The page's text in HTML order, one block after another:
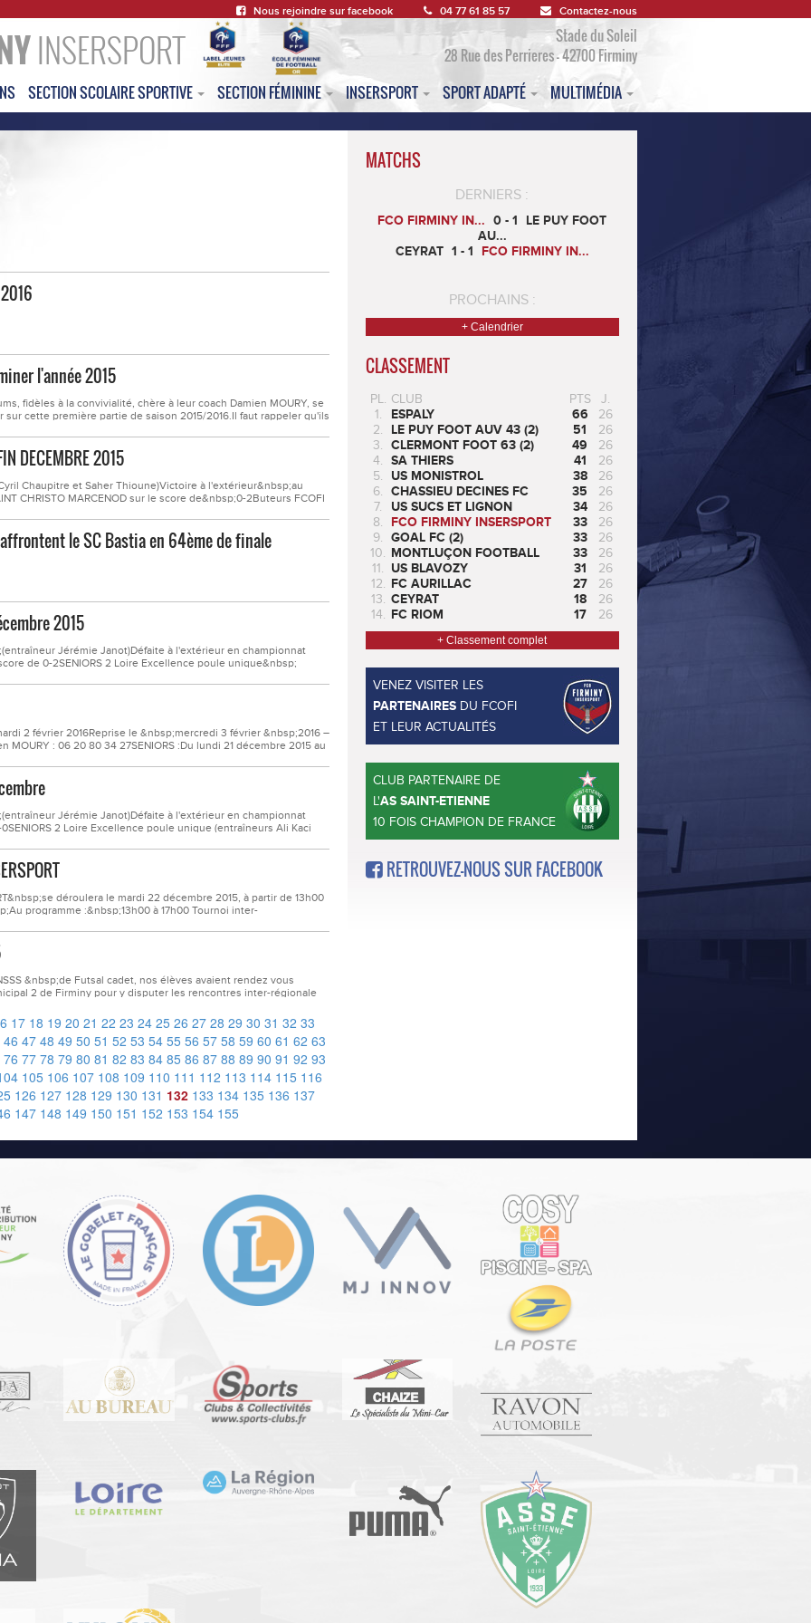
Nous rejoindre sur facebook 04 77 61 85 57 Contactez-nous
INSERSPORT
Stade du Soleil
28 Rue des Perrieres - 42700 Firminy
SECTION SCOLAIRE SPORTIVE SECTION FÉMININE INSERSPORT SPORT ADAPTÉ MULTIMÉDIA
l'année 2015
fidèles à la convivialité, chère à leur coach Damien MOURY, se
cette première partie de saison 2015/2016.Il faut rappeler qu'ils
DECEMBRE 2015
Chaupitre et Saher Thioune)Victoire à l'extérieur&nbsp;au
CHRISTO MARCENOD sur le score de&nbsp;0-2Buteurs FCOFI
le SC Bastia en 64ème de finale
2015
Jérémie Janot)Défaite à l'extérieur en championnat
de 0-2SENIORS 2 Loire Excellence poule unique&nbsp;
2 février 2016Reprise le &nbsp;mercredi 3 février &nbsp;2016 –
MOURY : 06 20 80 34 27SENIORS :Du lundi 21 décembre 2015 au
Jérémie Janot)Défaite à l'extérieur en championnat
2 Loire Excellence poule unique (entraîneurs Ali Kaci
déroulera le mardi 22 décembre 2015, à partir de 13h00
programme :&nbsp;13h00 à 17h00 Tournoi inter-
&nbsp;de Futsal cadet, nos élèves avaient rendez vous
2 de Firminy pour y disputer les rencontres inter-régionale
17 18 19 20 21 22 23 24 25 26 27 28 29 30 31 32 33
46 47 48 49 50 51 52 53 54 55 56 57 58 59 60 61 62 63
76 77 78 79 80 81 82 83 84 85 86 87 88 89 90 91 92 93
105 106 107 108 109 110 111 112 113 114 115 116
126 127 128 129 130 131 132 133 134 135 136 137
147 148 149 150 151 152 153 154 155
MATCHS
DERNIERS :
FCO FIRMINY IN... 0 - 1
LE PUY FOOT
AU...
CEYRAT 1 - 1 FCO FIRMINY IN...
PROCHAINS :
+ Calendrier
CLASSEMENT
PL. CLUB PTS
J.
1.
ESPALY 66
26
2.
LE PUY FOOT AUV 43 (2) 51
26
3. CLERMONT FOOT 63 (2) 49
26
4. SA THIERS 41
26
5.
US MONISTROL 38
26
6. CHASSIEU DECINES FC 35
26
7.
US SUCS ET LIGNON 34
26
8.
FCO FIRMINY INSERSPORT 33
26
9. GOAL FC (2) 33
26
10. MONTLUÇON FOOTBALL 33
26
11. US BLAVOZY 31
26
12. FC AURILLAC 27
26
13. CEYRAT 18
26
14. FC RIOM 17 26
+ Classement complet
VENEZ VISITER LES
PARTENAIRESDU FCOFI
ET LEUR ACTUALITÉS
CLUB PARTENAIRE DE
L'AS SAINT-ETIENNE
10 FOIS CHAMPION DE FRANCE
RETROUVEZ-NOUS SUR FACEBOOK